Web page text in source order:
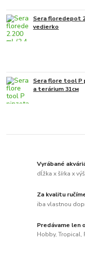
Sera floredepot
vedierko
Sera flore tool P
a terárium 31см
Vyrábané
dĺžka x šírka x
Za kvalitu
iba vlastnou
Predávame len
Hobby, Tropical,